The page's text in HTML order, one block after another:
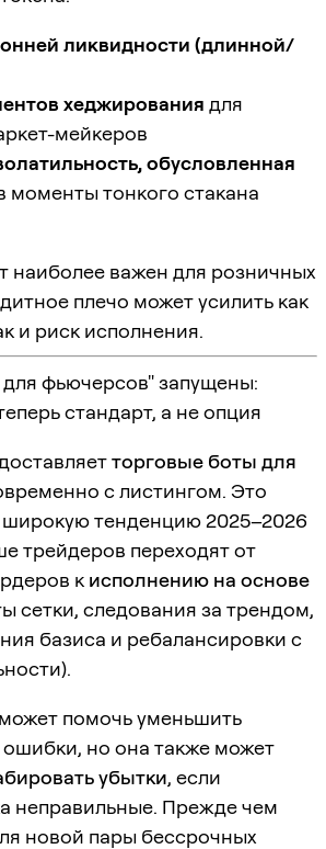
ликвидности (длинной/
хеджирования для
мейкеров
обусловленная
моменты тонкого стакана
наиболее важен для розничных
плечо может усилить как
и риск исполнения.
фьючерсов" запущены:
стандарт, а не опция
торговые боты для
с листингом. Это
тенденцию 2025–2026
трейдеров переходят от
к исполнению на основе
сетки, следования за трендом,
базиса и ребалансировки с
помочь уменьшить
но она также может
убытки, если
неправильные. Прежде чем
новой пары бессрочных